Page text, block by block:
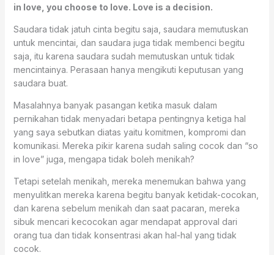
in love, you choose to love. Love is a decision.
Saudara tidak jatuh cinta begitu saja, saudara memutuskan
untuk mencintai, dan saudara juga tidak membenci begitu
saja, itu karena saudara sudah memutuskan untuk tidak
mencintainya. Perasaan hanya mengikuti keputusan yang
saudara buat.
Masalahnya banyak pasangan ketika masuk dalam
pernikahan tidak menyadari betapa pentingnya ketiga hal
yang saya sebutkan diatas yaitu komitmen, kompromi dan
komunikasi. Mereka pikir karena sudah saling cocok dan “so
in love” juga, mengapa tidak boleh menikah?
Tetapi setelah menikah, mereka menemukan bahwa yang
menyulitkan mereka karena begitu banyak ketidak-cocokan,
dan karena sebelum menikah dan saat pacaran, mereka
sibuk mencari kecocokan agar mendapat approval dari
orang tua dan tidak konsentrasi akan hal-hal yang tidak
cocok.